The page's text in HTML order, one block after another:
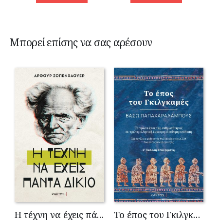
Μπορεί επίσης να σας αρέσουν
Η τέχνη να έχεις πάντα δίκαιο Το έπος του Γκιλγκαμές